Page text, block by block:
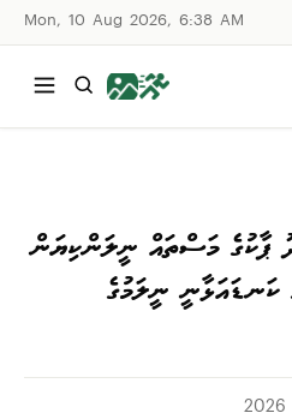
Mon, 10 Aug 2026, 6:38 AM
ޕާކުގެ މަސްތައް ނީލަންކިޔަން
ކަނޑައަޅާނީ ނީލަމުގެ